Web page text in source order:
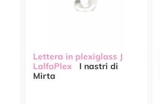
Lettera in plexiglass J
LalfaPlex
I nastri di
Mirta